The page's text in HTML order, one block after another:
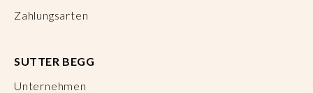
Zahlungsarten
SUTTER BEGG
Unternehmen